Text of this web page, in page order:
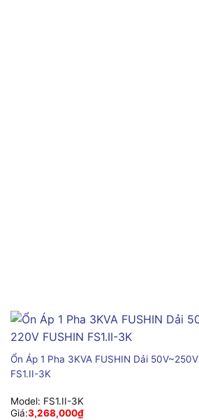
Ổn Áp 1 Pha 3KVA FUSHIN Dải
FS1.II-3K
Model: FS1.II-3K
Giá:3,268,000₫